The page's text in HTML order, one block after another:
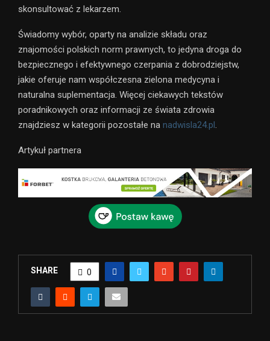
skonsultować z lekarzem.
Świadomy wybór, oparty na analizie składu oraz
znajomości polskich norm prawnych, to jedyna droga do
bezpiecznego i efektywnego czerpania z dobrodziejstw,
jakie oferuje nam współczesna zielona medycyna i
naturalna suplementacja. Więcej ciekawych tekstów
poradnikowych oraz informacji ze świata zdrowia
znajdziesz w kategorii pozostałe na nadwisla24.pl.
Artykuł partnera
SHARE 0